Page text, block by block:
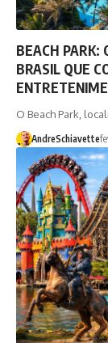
BEACH PARK:
BRASIL QUE
O Beach Park,
AndreSchiavette